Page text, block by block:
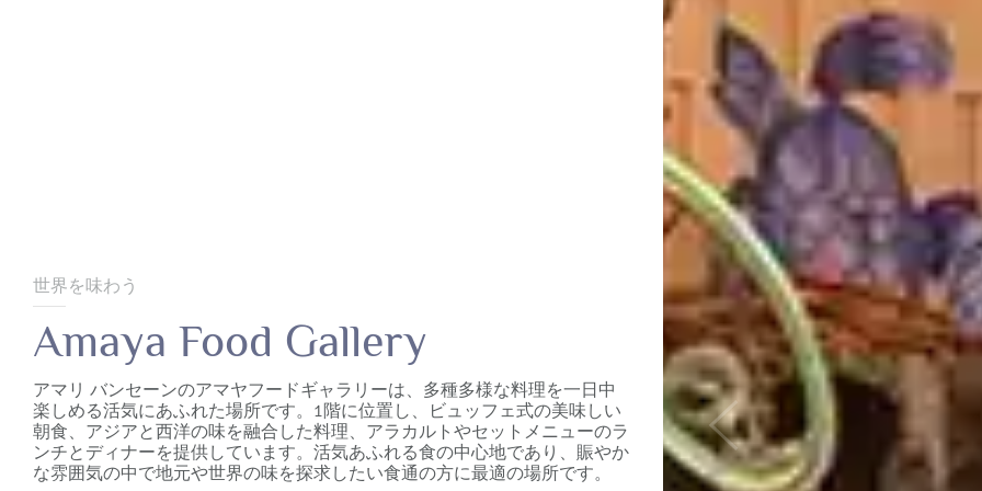
世界を味わう
Amaya Food Gallery
アマリ バンセーンのアマヤフードギャラリーは、多種多様な料理を一日中
楽しめる活気にあふれた場所です。1階に位置し、ビュッフェ式の美味しい
朝食、アジアと西洋の味を融合した料理、アラカルトやセットメニューのラ
ンチとディナーを提供しています。活気あふれる食の中心地であり、賑やか
な雰囲気の中で地元や世界の味を探求したい食通の方に最適の場所です。
Previous